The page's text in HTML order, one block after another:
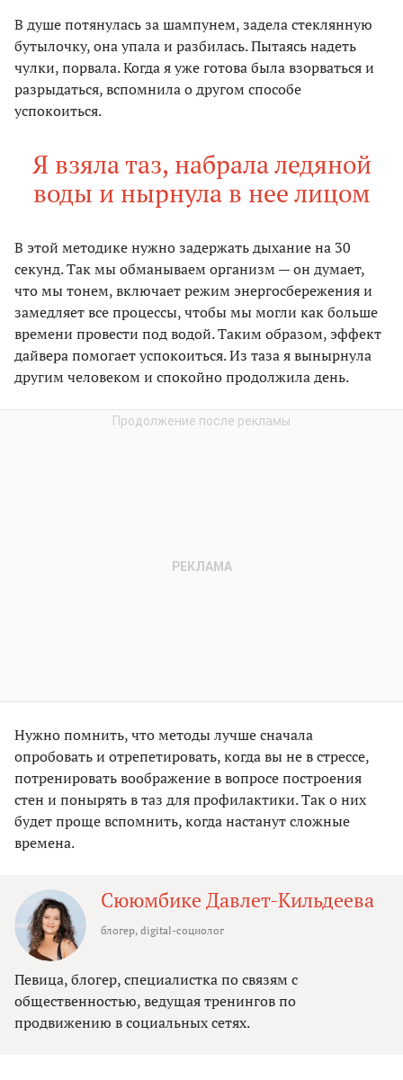
В душе потянулась за шампунем, задела стеклянную
бутылочку, она упала и разбилась. Пытаясь надеть
чулки, порвала. Когда я уже готова была взорваться и
разрыдаться, вспомнила о другом способе
успокоиться.
Я взяла таз, набрала ледяной
воды и нырнула в нее лицом
В этой методике нужно задержать дыхание на 30
секунд. Так мы обманываем организм — он думает,
что мы тонем, включает режим энергосбережения и
замедляет все процессы, чтобы мы могли как больше
времени провести под водой. Таким образом, эффект
дайвера помогает успокоиться. Из таза я вынырнула
другим человеком и спокойно продолжила день.
Нужно помнить, что методы лучше сначала
опробовать и отрепетировать, когда вы не в стрессе,
потренировать воображение в вопросе построения
стен и понырять в таз для профилактики. Так о них
будет проще вспомнить, когда настанут сложные
времена.
Сююмбике Давлет-Кильдеева
блогер, digital-социолог
Певица, блогер, специалистка по связям с
общественностью, ведущая тренингов по
продвижению в социальных сетях.